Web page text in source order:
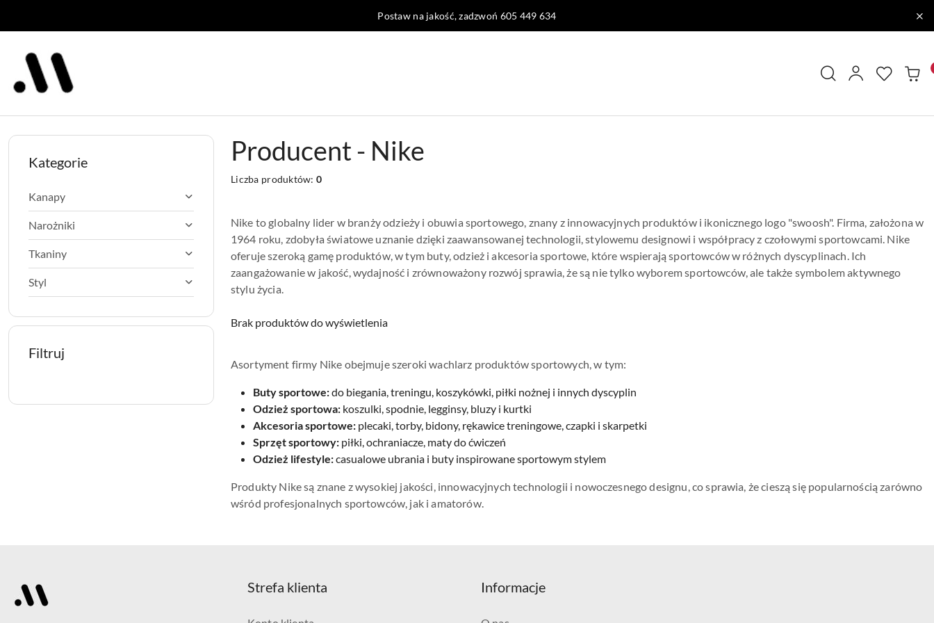
Postaw na jakość, zadzwoń 605 449 634
Kategorie
Kanapy
Narożniki
Tkaniny
Styl
Filtruj
Producent - Nike
Liczba produktów:0
Nike to globalny lider w branży odzieży i obuwia sportowego, znany z innowacyjnych produktów i ikonicznego logo "swoosh". Firma, założona w
1964 roku, zdobyła światowe uznanie dzięki zaawansowanej technologii, stylowemu designowi i współpracy z czołowymi sportowcami. Nike
oferuje szeroką gamę produktów, w tym buty, odzież i akcesoria sportowe, które wspierają sportowców w różnych dyscyplinach. Ich
zaangażowanie w jakość, wydajność i zrównoważony rozwój sprawia, że są nie tylko wyborem sportowców, ale także symbolem aktywnego
stylu życia.
Brak produktów do wyświetlenia
Asortyment firmy Nike obejmuje szeroki wachlarz produktów sportowych, w tym:
Buty sportowe:do biegania, treningu, koszykówki, piłki nożnej i innych dyscyplin
Odzież sportowa: koszulki, spodnie, legginsy, bluzy i kurtki
Akcesoria sportowe: plecaki, torby, bidony, rękawice treningowe, czapki i skarpetki
Sprzęt sportowy: piłki, ochraniacze, maty do ćwiczeń
Odzież lifestyle:casualowe ubrania i buty inspirowane sportowym stylem
Produkty Nike są znane z wysokiej jakości, innowacyjnych technologii i nowoczesnego designu, co sprawia, że cieszą się popularnością zarówno
wśród profesjonalnych sportowców, jak i amatorów.
Strefa klienta Informacje